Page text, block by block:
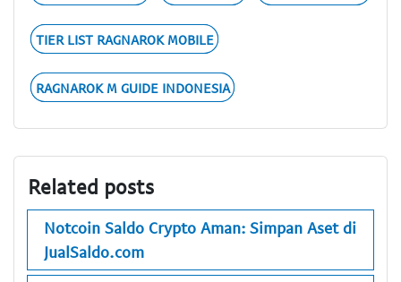
TIER LIST RAGNAROK MOBILE
RAGNAROK M GUIDE INDONESIA
Related posts
Notcoin Saldo Crypto Aman: Simpan Aset di
JualSaldo.com